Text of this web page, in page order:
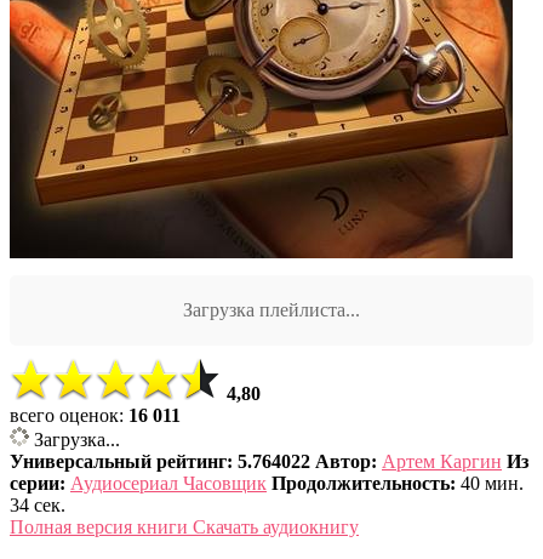
Загрузка плейлиста...
4,80
всего оценок: 16 011
Загрузка...
Универсальный рейтинг: 5.764022 Автор: Артем Каргин Из
серии: Аудиосериал Часовщик Продолжительность: 40 мин.
34 сек.
Полная версия книги Скачать аудиокнигу